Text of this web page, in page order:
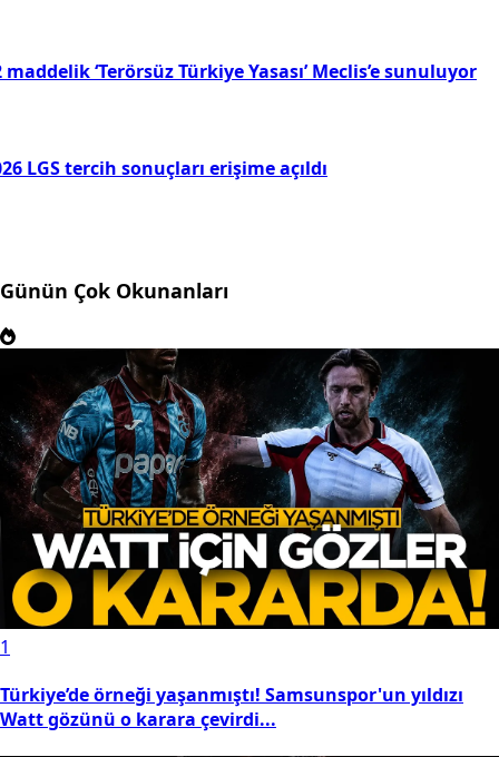
maddelik ‘Terörsüz Türkiye Yasası’ Meclis’e sunuluyor
LGS tercih sonuçları erişime açıldı